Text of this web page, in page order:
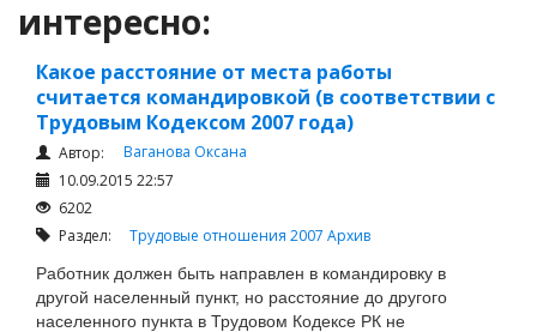
интересно:
Какое расстояние от места работы
считается командировкой (в соответствии с
Трудовым Кодексом 2007 года)
Автор:
Ваганова Оксана
10.09.2015 22:57
6202
Раздел: Трудовые отношения 2007 Архив
Работник должен быть направлен в командировку в
другой населенный пункт, но расстояние до другого
населенного пункта в Трудовом Кодексе РК не